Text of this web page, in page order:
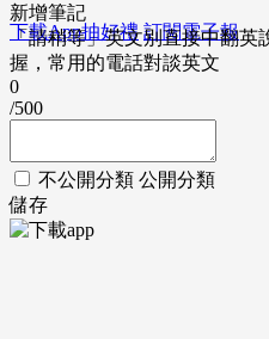
下載App抽好禮 訂閱電子報
新增筆記
「請稍等」英文別直接中翻英
握，常用的電話對談英文
0
/500
不公開分類 公開分類
儲存